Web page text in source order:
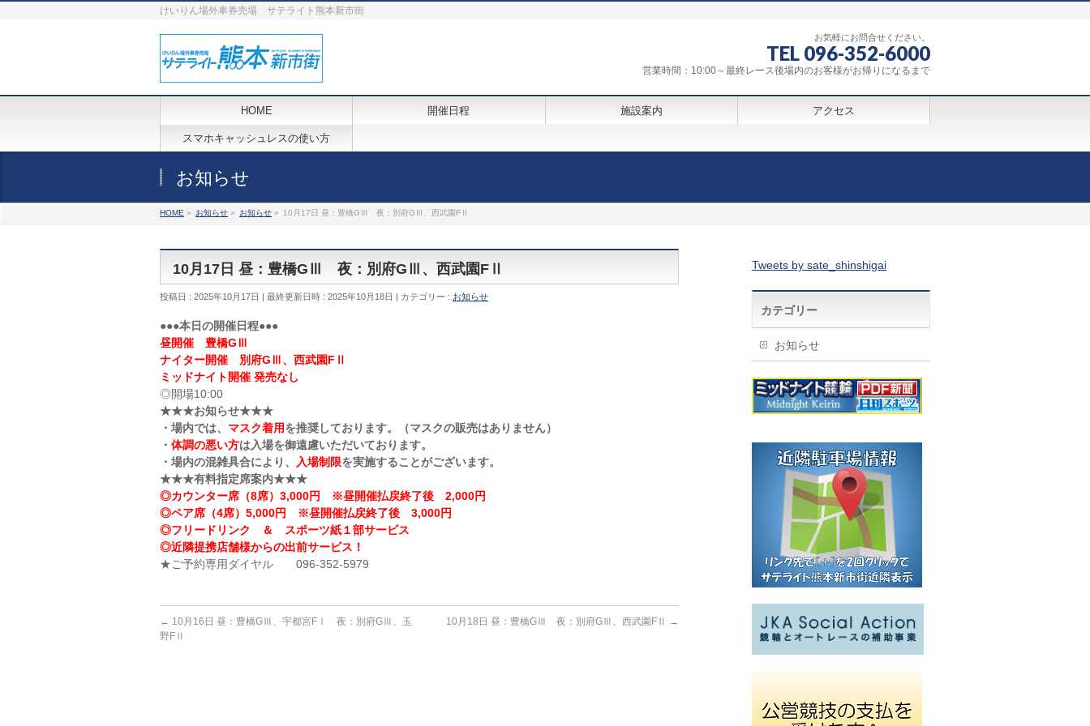
けいりん場外車券売場 サテライト熊本新市街
お気軽にお問合せください。
TEL 096-352-6000
営業時間：10:00～最終レース後場内のお客様がお帰りになるまで
HOME 開催日程 施設案内 アクセス
スマホキャッシュレスの使い方
お知らせ
HOME » お知らせ » お知らせ » 10月17日 昼：豊橋GⅢ 夜：別府GⅢ、西武園FⅡ
10月17日 昼：豊橋GⅢ 夜：別府GⅢ、西武園FⅡ
投稿日 : 2025年10月17日 最終更新日時 : 2025年10月18日 カテゴリー : お知らせ
●●●本日の開催日程●●●
昼開催 豊橋GⅢ
ナイター開催 別府GⅢ、西武園FⅡ
ミッドナイト開催 発売なし
◎開場10:00
★★★お知らせ★★★
・場内では、 マスク着用を推奨しております。（マスクの販売はありません）
・ 体調の悪い方は入場を御遠慮いただいております。
・場内の混雑具合により、
入場制限を実施することがございます。
★★★有料指定席案内★★★
◎カウンター席（8席）3,000円 ※昼開催払戻終了後 2,000円
◎ペア席（4席）5,000円 ※昼開催払戻終了後 3,000円
◎フリードリンク ＆ スポーツ紙１部サービス
◎近隣提携店舗様からの出前サービス！
★ご予約専用ダイヤル 096-352-5979
← 10月16日 昼：豊橋GⅢ、宇都宮FⅠ 夜：別府GⅢ、玉
野FⅡ
10月18日 昼：豊橋GⅢ 夜：別府GⅢ、西武園FⅡ →
Tweets by sate_shinshigai
カテゴリー
お知らせ